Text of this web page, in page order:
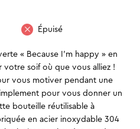
Épuisé
« Because I’m happy » en
votre soif où que vous alliez !
vous motiver pendant une
pour vous donner un
bouteille réutilisable à
en acier inoxydable 304